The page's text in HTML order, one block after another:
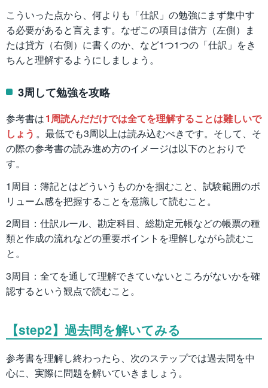
こういった点から、何よりも「仕訳」の勉強にまず集中す
る必要があると言えます。なぜこの項目は借方（左側）ま
たは貸方（右側）に書くのか、など1つ1つの「仕訳」をき
ちんと理解するようにしましょう。
3周して勉強を攻略
参考書は1周読んだだけでは全てを理解することは難しいで
しょう 。最低でも3周以上は読み込むべきです。そして、そ
の際の参考書の読み進め方のイメージは以下のとおりで
す。
1周目：簿記とはどういうものかを掴むこと、試験範囲のボ
リューム感を把握することを意識して読むこと。
2周目：仕訳ルール、勘定科目、総勘定元帳などの帳票の種
類と作成の流れなどの重要ポイントを理解しながら読むこ
と。
3周目：全てを通して理解できていないところがないかを確
認するという観点で読むこと。
【step2】過去問を解いてみる
参考書を理解し終わったら、次のステップでは過去問を中
心に、実際に問題を解いていきましょう。